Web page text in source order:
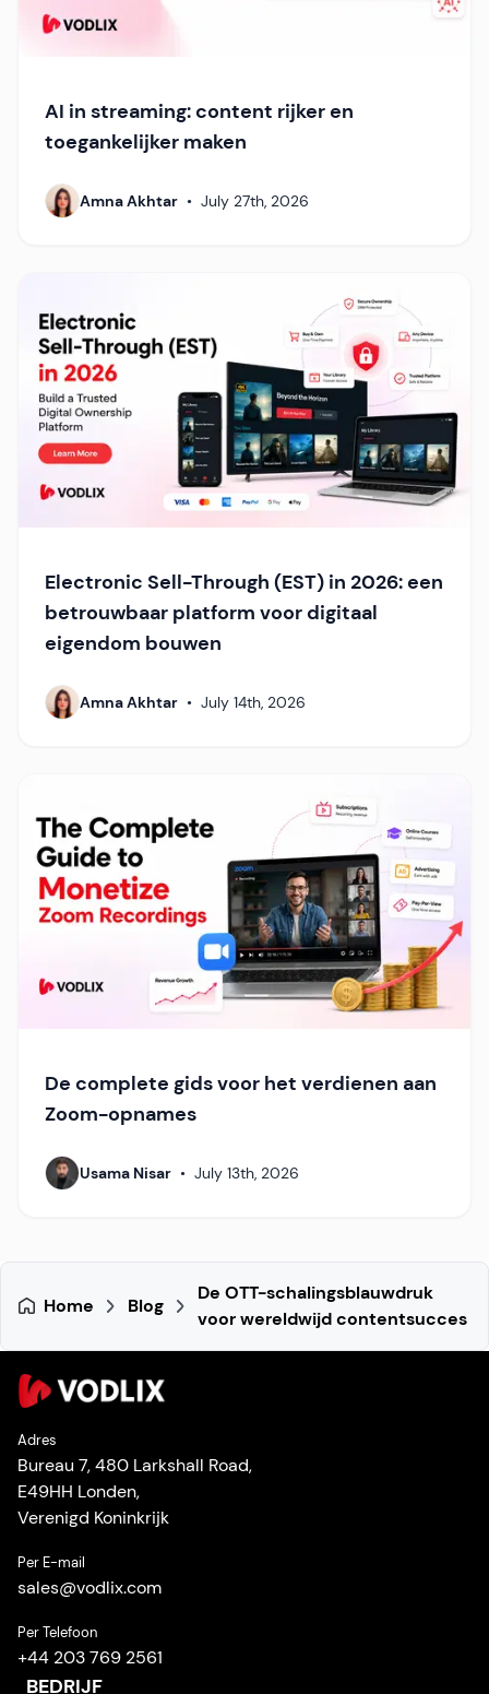
AI in streaming: content rijker en
toegankelijker maken
Amna Akhtar • July 27th, 2026
Electronic Sell-Through (EST) in 2026: een
betrouwbaar platform voor digitaal
eigendom bouwen
Amna Akhtar • July 14th, 2026
De complete gids voor het verdienen aan
Zoom-opnames
Usama Nisar • July 13th, 2026
Home Blog
De OTT-schalingsblauwdruk
voor wereldwijd contentsucces
Adres
Bureau 7, 480 Larkshall Road,
E49HH Londen,
Verenigd Koninkrijk
Per E-mail
sales@vodlix.com
Per Telefoon
+44 203 769 2561
BEDRIJF